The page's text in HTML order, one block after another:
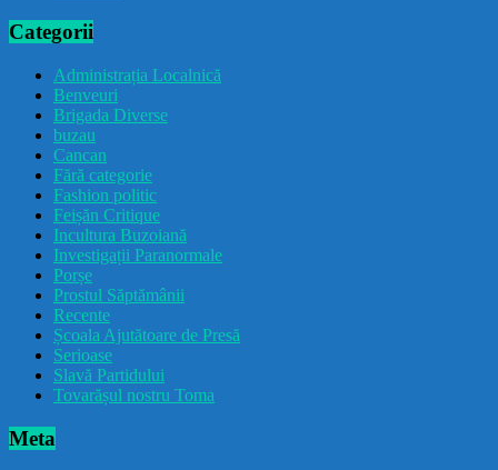
Categorii
Administrația Localnică
Benveuri
Brigada Diverse
buzau
Cancan
Fără categorie
Fashion politic
Feișăn Critique
Incultura Buzoiană
Investigații Paranormale
Porșe
Prostul Săptămânii
Recente
Școala Ajutătoare de Presă
Serioase
Slavă Partidului
Tovarășul nostru Toma
Meta